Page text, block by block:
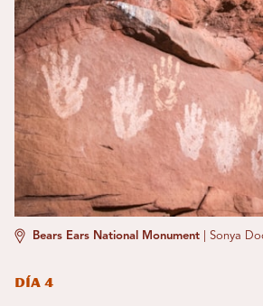
Bears Ears National Monument Sonya
Día 4